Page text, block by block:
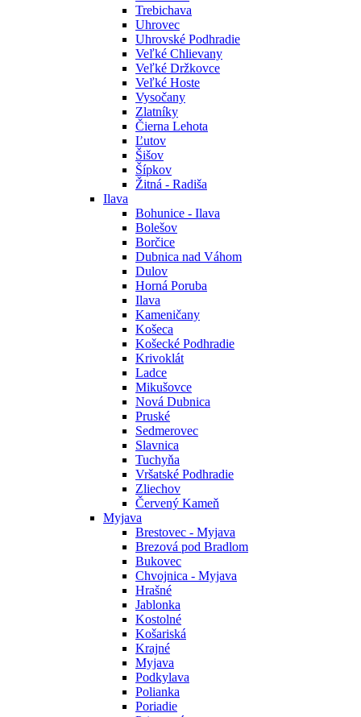
Trebichava
Uhrovec
Uhrovské Podhradie
Veľké Chlievany
Veľké Držkovce
Veľké Hoste
Vysočany
Zlatníky
Čierna Lehota
Ľutov
Šišov
Šípkov
Žitná - Radiša
Ilava
Bohunice - Ilava
Bolešov
Borčice
Dubnica nad Váhom
Dulov
Horná Poruba
Ilava
Kameničany
Košeca
Košecké Podhradie
Krivoklát
Ladce
Mikušovce
Nová Dubnica
Pruské
Sedmerovec
Slavnica
Tuchyňa
Vršatské Podhradie
Zliechov
Červený Kameň
Myjava
Brestovec - Myjava
Brezová pod Bradlom
Bukovec
Chvojnica - Myjava
Hrašné
Jablonka
Kostolné
Košariská
Krajné
Myjava
Podkylava
Polianka
Poriadie